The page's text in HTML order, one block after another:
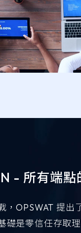
- 所有端點
，OPSWAT 提出
礎是零信任存取